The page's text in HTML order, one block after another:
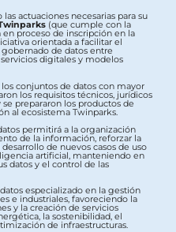
actuaciones necesarias para su
(que cumple con la
en proceso de inscripción en la
orientada a facilitar el
de datos entre
digitales y modelos
conjuntos de datos con mayor
los requisitos técnicos, jurídicos
prepararon los productos de
al ecosistema Twinparks.
permitirá a la organización
de la información, reforzar la
de nuevos casos de uso
artificial, manteniendo en
datos y el control de las
especializado en la gestión
e industriales, favoreciendo la
y la creación de servicios
la sostenibilidad, el
de infraestructuras.